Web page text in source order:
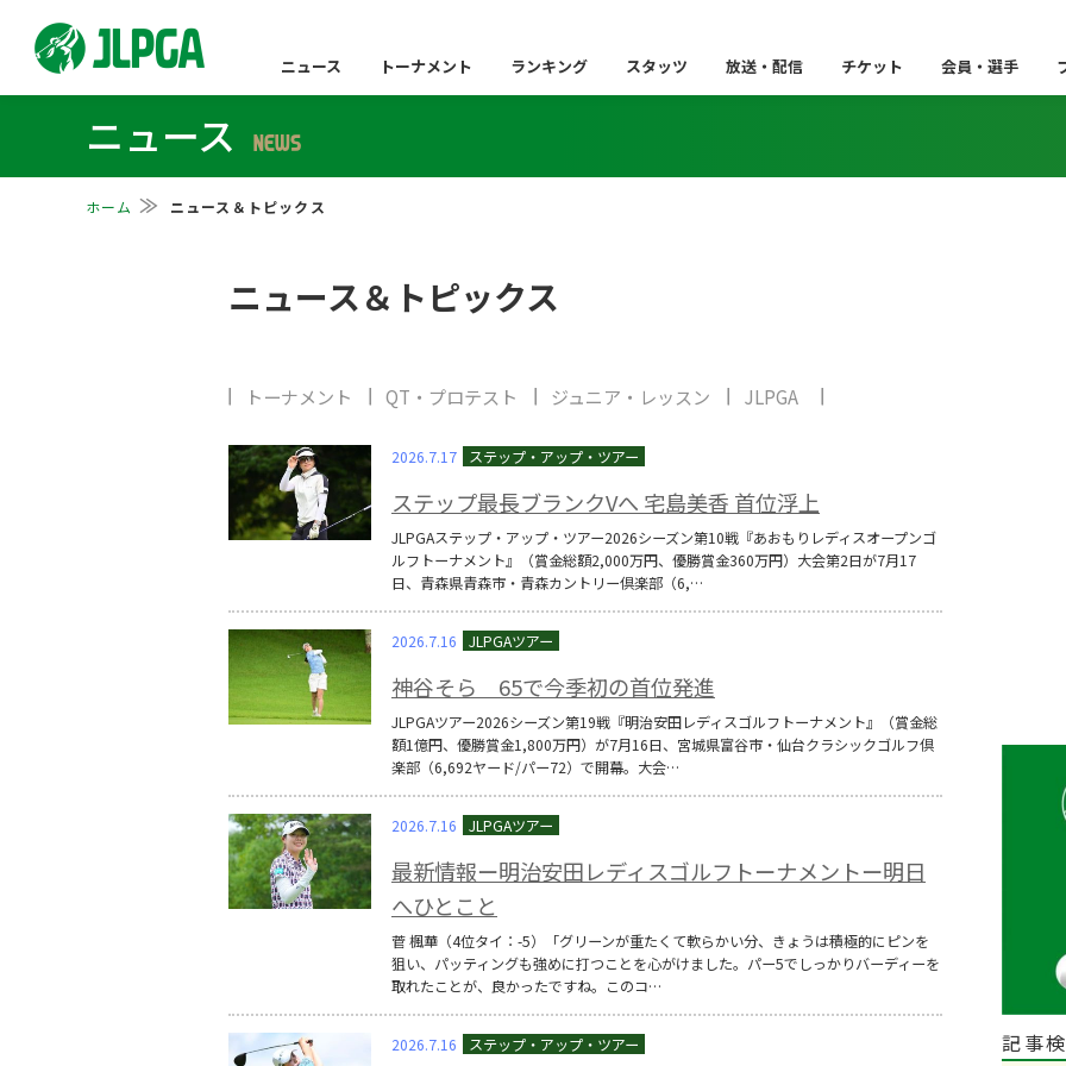
ニュース トーナメント ランキング スタッツ 放送・配信 チケット 会員・選手
ニュース NEWS
ホーム ニュース＆トピックス
ニュース＆トピックス
トーナメント QT・プロテスト ジュニア・レッスン JLPGA
2026.7.17
ステップ最長ブランクVへ 宅島美香 首位浮上
JLPGAステップ・アップ・ツアー2026シーズン第10戦『あおもりレディスオープンゴ
ルフトーナメント』（賞金総額2,000万円、優勝賞金360万円）大会第2日が7月17
日、青森県青森市・青森カントリー倶楽部（6,…
2026.7.16
神谷そら 65で今季初の首位発進
JLPGAツアー2026シーズン第19戦『明治安田レディスゴルフトーナメント』（賞金総
額1億円、優勝賞金1,800万円）が7月16日、宮城県富谷市・仙台クラシックゴルフ倶
楽部（6,692ヤード/パー72）で開幕。大会…
2026.7.16
最新情報ー明治安田レディスゴルフトーナメントー明日
へひとこと
菅 楓華（4位タイ：-5）「グリーンが重たくて軟らかい分、きょうは積極的にピンを
狙い、パッティングも強めに打つことを心がけました。パー5でしっかりバーディーを
取れたことが、良かったですね。このコ…
2026.7.16 記事